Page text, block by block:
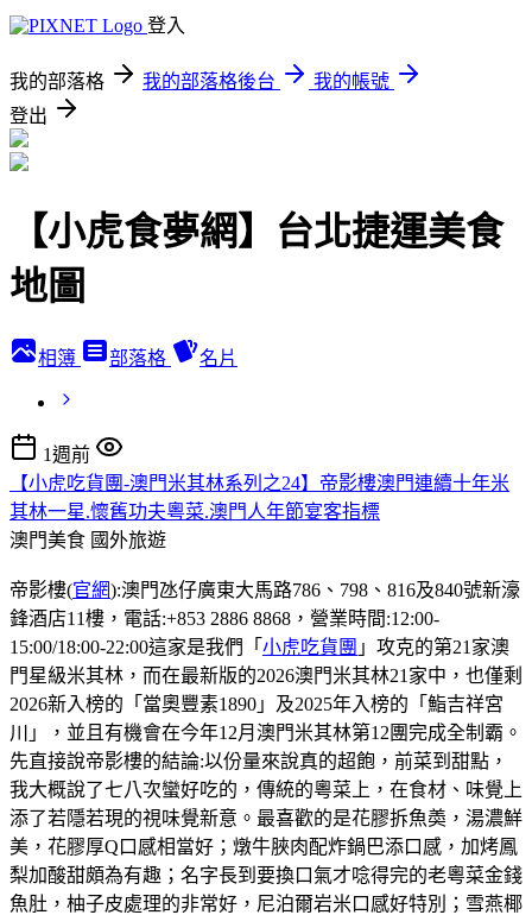
登入
我的部落格 我的部落格後台
我的帳號
登出
【小虎食夢網】台北捷運美食
地圖
相簿 部落格 名片
1週前
【小虎吃貨團-澳門米其林系列之24】帝影樓澳門連續十年米
其林一星.懷舊功夫粵菜.澳門人年節宴客指標
澳門美食 國外旅遊
帝影樓(官網):澳門氹仔廣東大馬路786、798、816及840號新濠
鋒酒店11樓，電話:+853 2886 8868，營業時間:12:00-
15:00/18:00-22:00這家是我們「 小虎吃貨團 」攻克的第21家澳
門星級米其林，而在最新版的2026澳門米其林21家中，也僅剩
2026新入榜的「當奧豐素1890」及2025年入榜的「鮨吉祥宮
川」，並且有機會在今年12月澳門米其林第12團完成全制霸。
先直接說帝影樓的結論:以份量來說真的超飽，前菜到甜點，
我大概說了七八次蠻好吃的，傳統的粵菜上，在食材、味覺上
添了若隱若現的視味覺新意。最喜歡的是花膠拆魚𡙡，湯濃鮮
美，花膠厚Q口感相當好；燉牛脥肉配炸鍋巴添口感，加烤鳳
梨加酸甜頗為有趣；名字長到要換口氣才唸得完的老粵菜金錢
魚肚，柚子皮處理的非常好，尼泊爾岩米口感好特別；雪燕椰